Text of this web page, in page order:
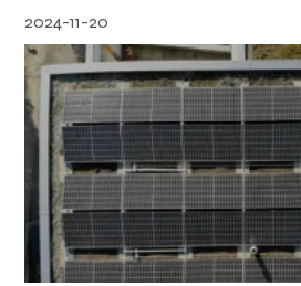
2024-11-20